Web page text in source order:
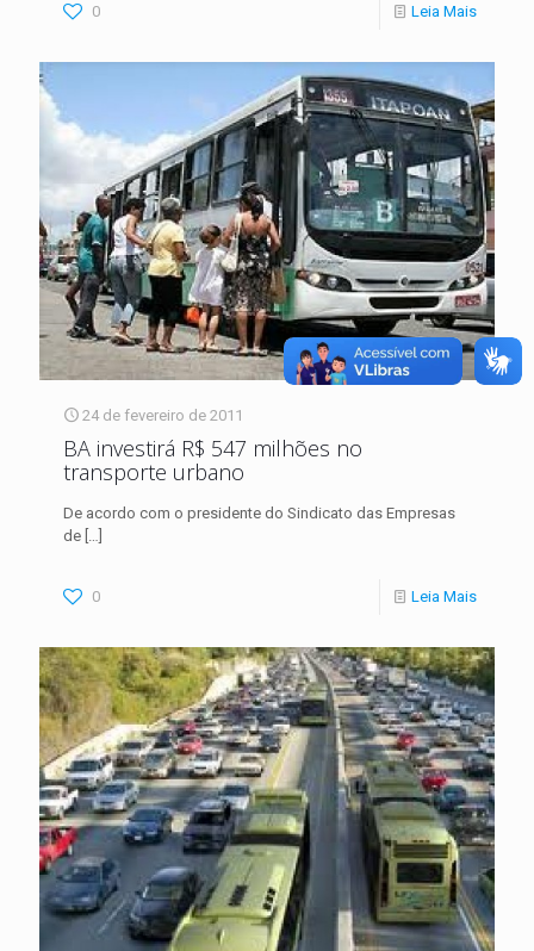
0 Leia Mais
24 de fevereiro de 2011
BA investirá R$ 547 milhões no
transporte urbano
De acordo com o presidente do Sindicato das Empresas
de […]
0 Leia Mais